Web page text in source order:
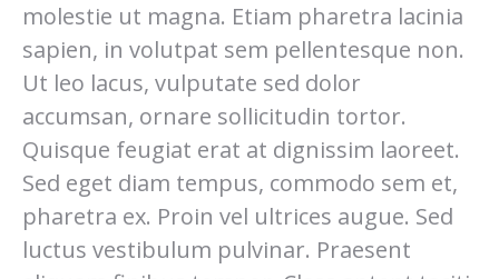
molestie ut magna. Etiam pharetra lacinia
sapien, in volutpat sem pellentesque non.
Ut leo lacus, vulputate sed dolor
accumsan, ornare sollicitudin tortor.
Quisque feugiat erat at dignissim laoreet.
Sed eget diam tempus, commodo sem et,
pharetra ex. Proin vel ultrices augue. Sed
luctus vestibulum pulvinar. Praesent